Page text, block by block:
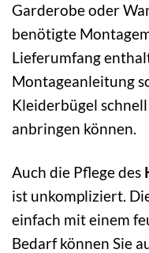
Garderobe oder
benötigte
Lieferumfang
Montageanleitung
Kleiderbügel
anbringen können.
Auch die Pflege des
ist unkompliziert.
einfach mit einem
Bedarf können Sie